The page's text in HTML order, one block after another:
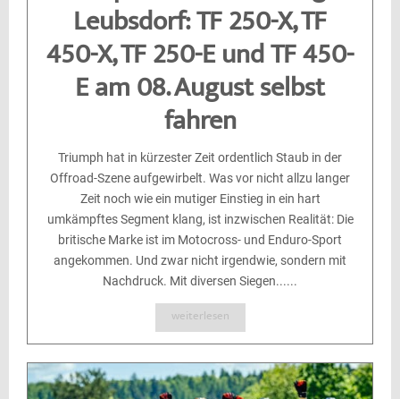
Leubsdorf: TF 250-X, TF
450-X, TF 250-E und TF 450-
E am 08. August selbst
fahren
Triumph hat in kürzester Zeit ordentlich Staub in der
Offroad-Szene aufgewirbelt. Was vor nicht allzu langer
Zeit noch wie ein mutiger Einstieg in ein hart
umkämpftes Segment klang, ist inzwischen Realität: Die
britische Marke ist im Motocross- und Enduro-Sport
angekommen. Und zwar nicht irgendwie, sondern mit
Nachdruck. Mit diversen Siegen......
weiterlesen